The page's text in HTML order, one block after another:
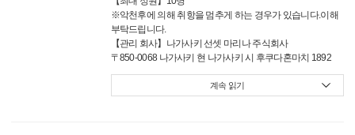
※악천후에 의해 취항을 멈추게 하는 경우가 있습니다.이해
부탁드립니다.
【관리 회사】나가사키 선셋 마리나 주식회사
〒850-0068 나가사키 현 나가사키 시 후쿠다혼마치 1892
계속 읽기